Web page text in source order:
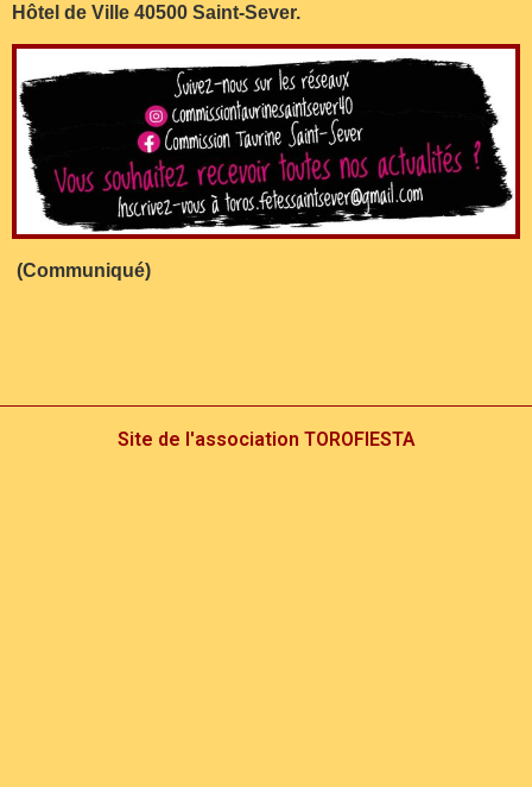
Hôtel de Ville 40500 Saint-Sever.
(Communiqué)
Site de l'association TOROFIESTA